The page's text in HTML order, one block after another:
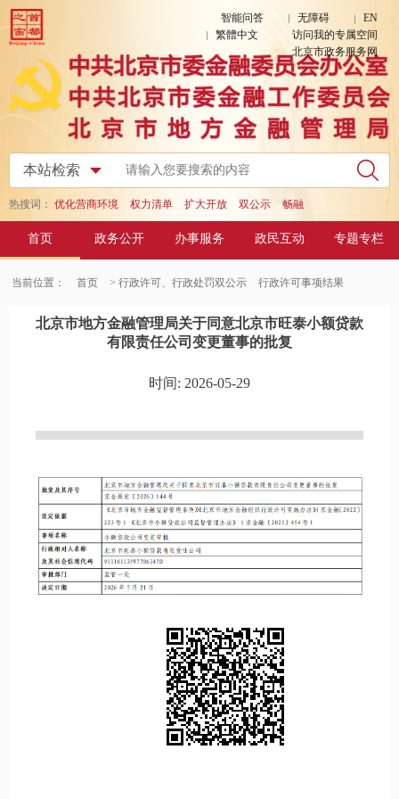
智能问答 无障碍
EN
繁體中文
访问我的专属空间
北京市政务服务网
热搜词： 优化营商环境 权力清单 扩大开放 双公示 畅融
首页 政务公开 办事服务 政民互动 专题专栏
当前位置： 首页 > 行政许可、行政处罚双公示 行政许可事项结果
北京市地方金融管理局关于同意北京市旺泰小额贷款
有限责任公司变更董事的批复
时间: 2026-05-29